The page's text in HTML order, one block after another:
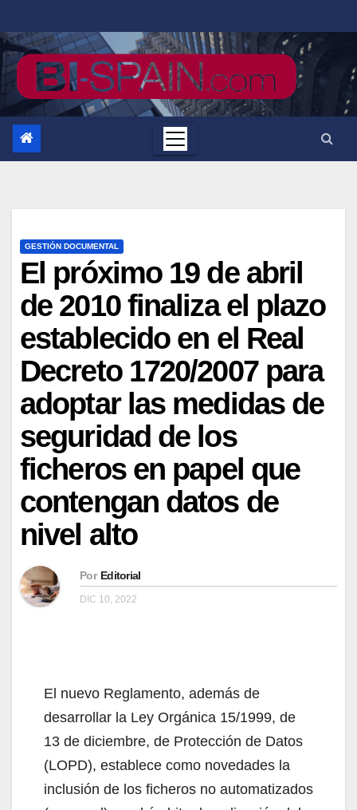
al
contenido
GESTIÓN DOCUMENTAL
El próximo 19 de abril
de 2010 finaliza el plazo
establecido en el Real
Decreto 1720/2007 para
adoptar las medidas de
seguridad de los
ficheros en papel que
contengan datos de
nivel alto
Por Editorial
DIC 10, 2022
El nuevo Reglamento, además de
desarrollar la Ley Orgánica 15/1999, de
13 de diciembre, de Protección de Datos
(LOPD), establece como novedades la
inclusión de los ficheros no automatizados